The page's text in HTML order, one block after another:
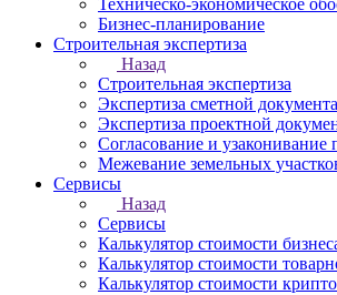
Техническо-экономическое
Бизнес-планирование
Строительная экспертиза
Назад
Строительная экспертиза
Экспертиза сметной
Экспертиза проектной
Согласование и узаконивание
Межевание земельных
Сервисы
Назад
Сервисы
Калькулятор стоимости
Калькулятор стоимости
Калькулятор стоимости